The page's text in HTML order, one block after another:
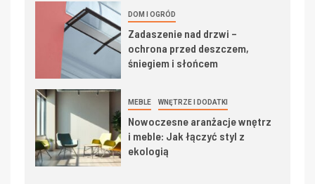
DOM I OGRÓD
Zadaszenie nad drzwi –
ochrona przed deszczem,
śniegiem i słońcem
MEBLE WNĘTRZE I DODATKI
Nowoczesne aranżacje wnętrz
i meble: Jak łączyć styl z
ekologią